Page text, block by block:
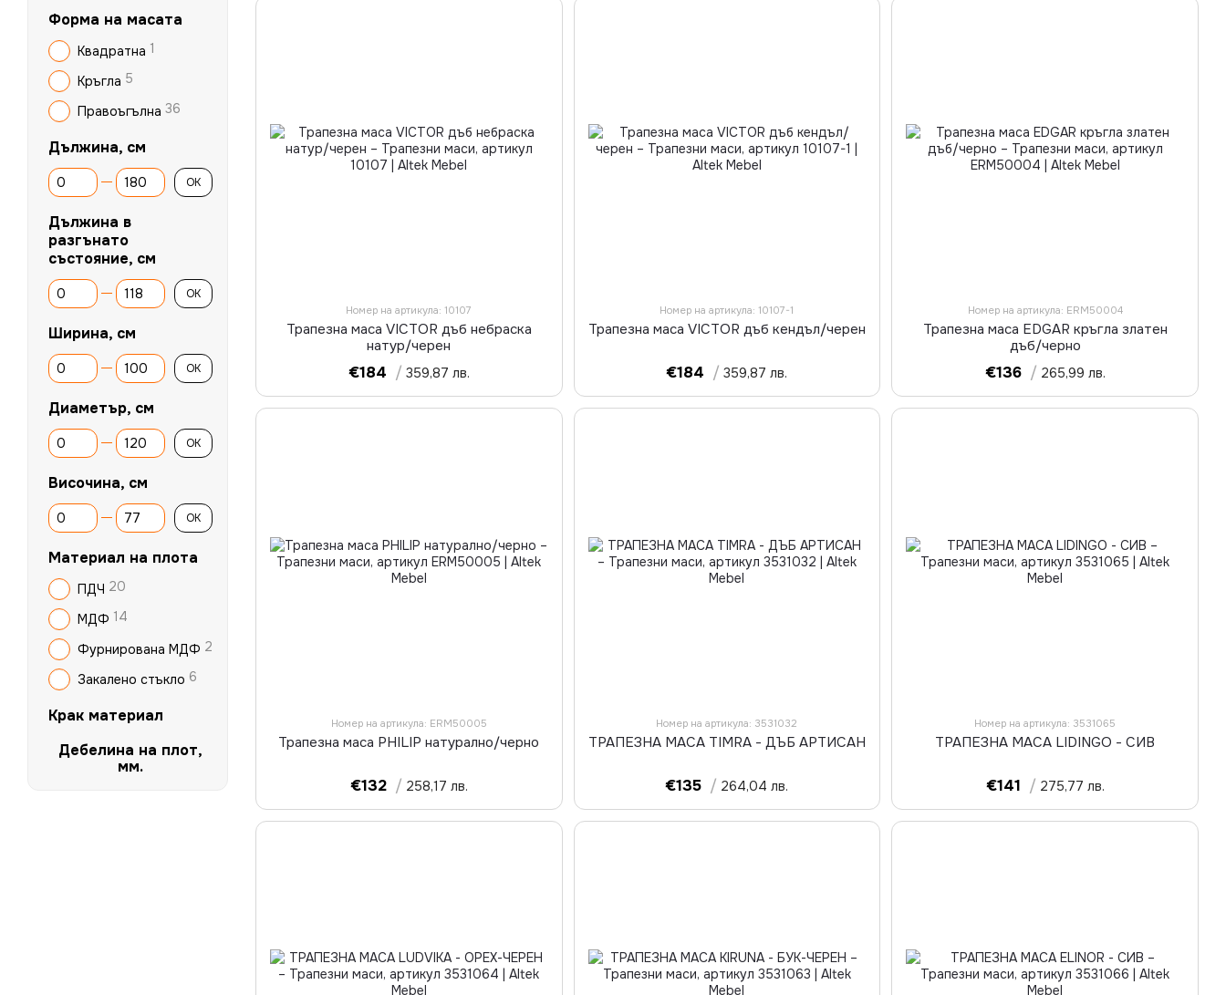
Номер на артикула: 10107
Трапезна маса VICTOR дъб небраска
натур/черен
€184 / 359,87 лв.
Номер на артикула: 10107-1
Трапезна маса VICTOR дъб кендъл/черен
€184 / 359,87 лв.
Номер на артикула: ERM50004
Трапезна маса EDGAR кръгла златен
дъб/черно
€136 / 265,99 лв.
Номер на артикула: ERM50005
Трапезна маса PHILIP натурално/черно
€132 / 258,17 лв.
Номер на артикула: 3531032
ТРАПЕЗНА МАСА TIMRA - ДЪБ АРТИСАН
€135 / 264,04 лв.
Номер на артикула: 3531065
ТРАПЕЗНА МАСА LIDINGO - СИВ
€141 / 275,77 лв.
Форма на масата
Квадратна 1
Кръгла 5
Правоъгълна 36
Дължина, см
От Дължина, см
До Дължина, см OK
Дължина в
разгънато
състояние, см
От Дължина в разгънато състояние, см
До Дължина в разгънато състояние, см
OK
Ширина, см
От Ширина, см
До Ширина, см OK
Диаметър, см
От Диаметър, см
До Диаметър, см OK
Височина, см
От Височина, см
До Височина, см OK
Материал на плота
ПДЧ 20
МДФ 14
Фурнирована МДФ 2
Закалено стъкло 6
Крак материал
Дебелина на плот,
мм.